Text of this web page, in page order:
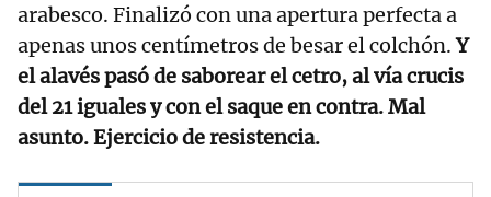
arabesco. Finalizó con una apertura perfecta a
apenas unos centímetros de besar el colchón.Y
el alavés pasó de saborear el cetro, al vía crucis
del 21 iguales y con el saque en contra. Mal
asunto. Ejercicio de resistencia.